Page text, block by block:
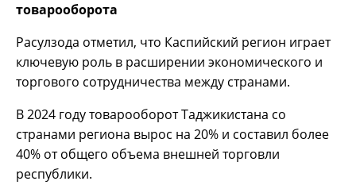
товарооборота
Расулзода отметил, что Каспийский регион играет
ключевую роль в расширении экономического и
торгового сотрудничества между странами.
В 2024 году товарооборот Таджикистана со
странами региона вырос на 20% и составил более
40% от общего объема внешней торговли
республики.